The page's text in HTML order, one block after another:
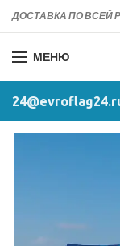
ДОСТАВКА ПО ВСЕЙ
МЕНЮ